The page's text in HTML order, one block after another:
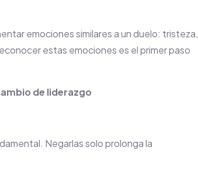
emociones similares a un duelo: tristeza,
estas emociones es el primer paso
de liderazgo
Negarlas solo prolonga la